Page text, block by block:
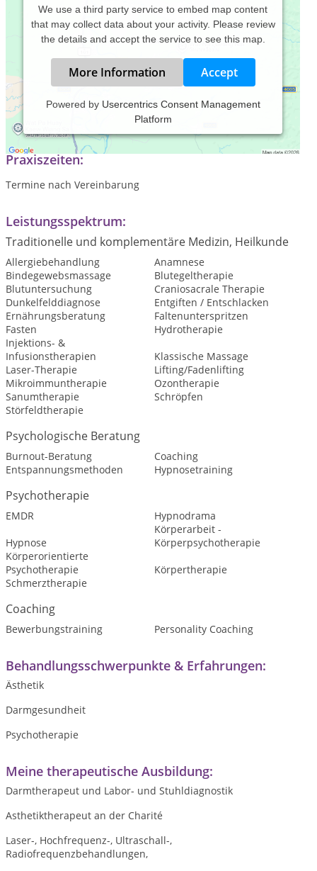
We use a third party service to embed map content
that may collect data about your activity. Please review
the details and accept the service to see this map.
More Information Accept
Powered by Usercentrics Consent Management
Platform
Naturheilpraxis für Gesundheit und Snatürliche chönheit
Praxiszeiten:
Termine nach Vereinbarung
Leistungsspektrum:
Traditionelle und komplementäre Medizin, Heilkunde
Allergiebehandlung
Anamnese
Bindegewebsmassage
Blutegeltherapie
Blutuntersuchung
Craniosacrale Therapie
Dunkelfelddiagnose
Entgiften / Entschlacken
Ernährungsberatung
Faltenunterspritzen
Fasten
Hydrotherapie
Injektions- &
Infusionstherapien
Klassische Massage
Laser-Therapie
Lifting/Fadenlifting
Mikroimmuntherapie
Ozontherapie
Sanumtherapie
Schröpfen
Störfeldtherapie
Psychologische Beratung
Burnout-Beratung
Coaching
Entspannungsmethoden
Hypnosetraining
Psychotherapie
EMDR
Hypnodrama
Hypnose
Körperarbeit -
Körperpsychotherapie
Körperorientierte
Psychotherapie
Körpertherapie
Schmerztherapie
Coaching
Bewerbungstraining Personality Coaching
Behandlungsschwerpunkte & Erfahrungen:
Ästhetik
Darmgesundheit
Psychotherapie
Meine therapeutische Ausbildung:
Darmtherapeut und Labor- und Stuhldiagnostik
Asthetiktherapeut an der Charité
Laser-, Hochfrequenz-, Ultraschall-,
Radiofrequenzbehandlungen,